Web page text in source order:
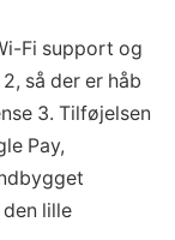
Fi support og
så der er håb
3. Tilføjelsen
Pay,
lille